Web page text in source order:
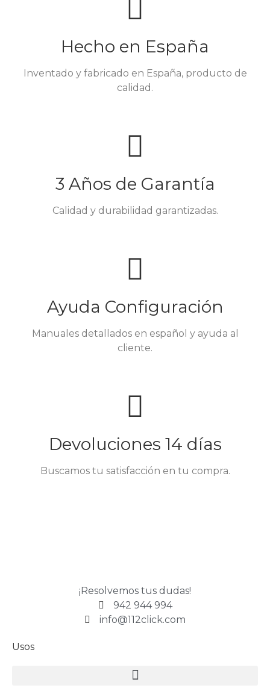
Hecho en España
Inventado y fabricado en España, producto de
calidad.
3 Años de Garantía
Calidad y durabilidad garantizadas.
Ayuda Configuración
Manuales detallados en español y ayuda al
cliente.
Devoluciones 14 días
Buscamos tu satisfacción en tu compra.
¡Resolvemos tus dudas!
942 944 994
info@112click.com
Usos